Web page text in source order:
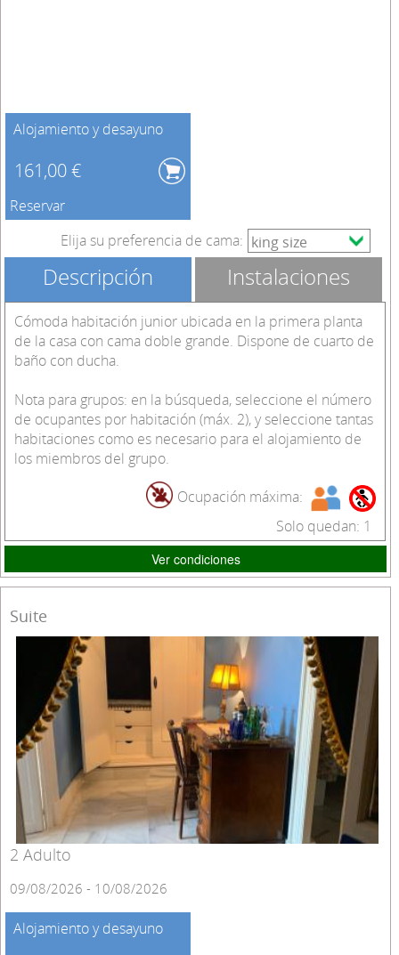
Alojamiento y desayuno
161,00 €
Reservar
Elija su preferencia de cama:
Descripción Instalaciones
Cómoda habitación junior ubicada en la primera planta
de la casa con cama doble grande. Dispone de cuarto de
baño con ducha.
Nota para grupos: en la búsqueda, seleccione el número
de ocupantes por habitación (máx. 2), y seleccione tantas
habitaciones como es necesario para el alojamiento de
los miembros del grupo.
Ocupación máxima:
Solo quedan: 1
Ver condiciones
Suite
2 Adulto
09/08/2026 - 10/08/2026
Alojamiento y desayuno